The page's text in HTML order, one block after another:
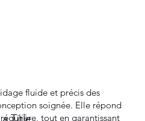
fluide et précis des
soignée. Elle répond
tout en garantissant